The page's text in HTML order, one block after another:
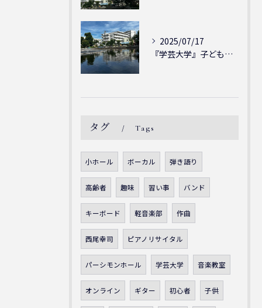
2025/07/17
『学芸大学』子どもには子どもの表現が大切！シェリー・アーツ音...
タグ Tags
小ホール ボーカル 弾き語り
高齢者 趣味 習い事 バンド
キーボード 軽音楽部 作曲
西尾幸司 ピアノリサイタル
パーシモンホール 学芸大学 音楽教室
オンライン ギター 初心者 子供